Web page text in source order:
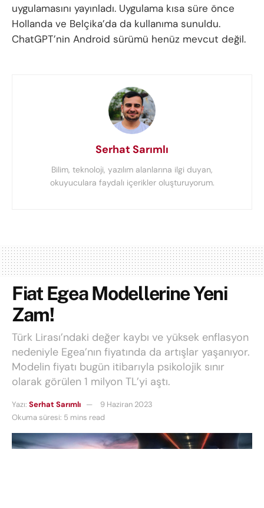
uygulamasını yayınladı. Uygulama kısa süre önce
Hollanda ve Belçika’da da kullanıma sunuldu.
ChatGPT’nin Android sürümü henüz mevcut değil.
Serhat Sarımlı
Bilim, teknoloji, yazılım alanlarına ilgi duyan,
okuyuculara faydalı içerikler oluşturuyorum.
Fiat Egea Modellerine Yeni
Zam!
Türk Lirası’ndaki değer kaybı ve yüksek enflasyon
nedeniyle Egea’nın fiyatında da artışlar yaşanıyor.
Modelin fiyatı bugün itibarıyla psikolojik sınır
olarak görülen 1 milyon TL’yi aştı.
Yazı: Serhat Sarımlı
9 Haziran 2023
Okuma süresi: 5 mins read